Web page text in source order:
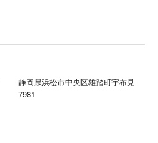
静岡県浜松市中央区雄踏町宇布見
7981